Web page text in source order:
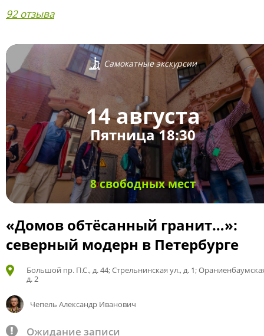
92 отзыва
Самокатные экскурсии
14 августа
Пятница 18:30
8 свободных мест
«Домов обтёсанный гранит…»:
северный модерн в Петербурге
Большой пр. П.С., д. 44; Стрельнинская ул., д. 1;
д. 2
Чепель Александр Иванович
Ожидание записи